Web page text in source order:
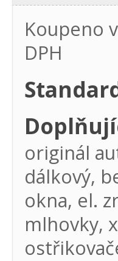
Koupeno
DPH
originál
dálkový,
okna, el.
mlhovky,